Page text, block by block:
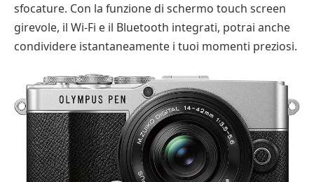
sfocature. Con la funzione di schermo touch screen
girevole, il Wi-Fi e il Bluetooth integrati, potrai anche
condividere istantaneamente i tuoi momenti preziosi.